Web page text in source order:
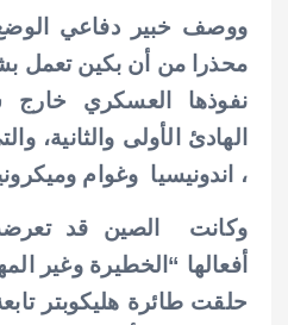
ووصف خبير دفاعي
محذرا من أن بكين تعمل
نفوذها العسكري
الهادئ الأولى والثانية،
، اندونيسيا وغوام
وكانت الصين قد
أفعالها “الخطيرة وغير
حلقت طائرة هليكوبتر